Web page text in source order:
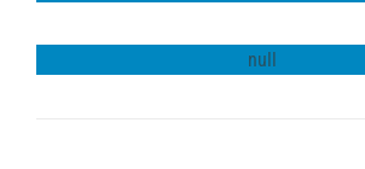
Leistungen im